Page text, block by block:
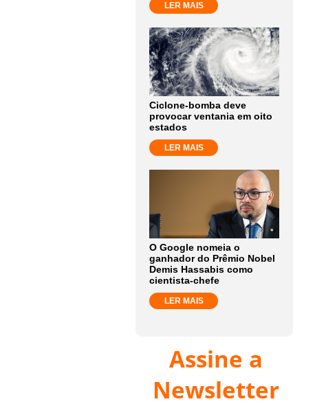
LER MAIS
Ciclone-bomba deve
provocar ventania em oito
estados
LER MAIS
O Google nomeia o
ganhador do Prêmio Nobel
Demis Hassabis como
cientista-chefe
LER MAIS
Assine a
Newsletter